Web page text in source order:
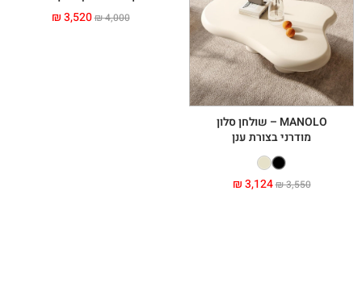
MANOLO – שולחן סלון
מודרני בצורת ענן
₪3,550
₪3,124
₪4,000
₪3,520